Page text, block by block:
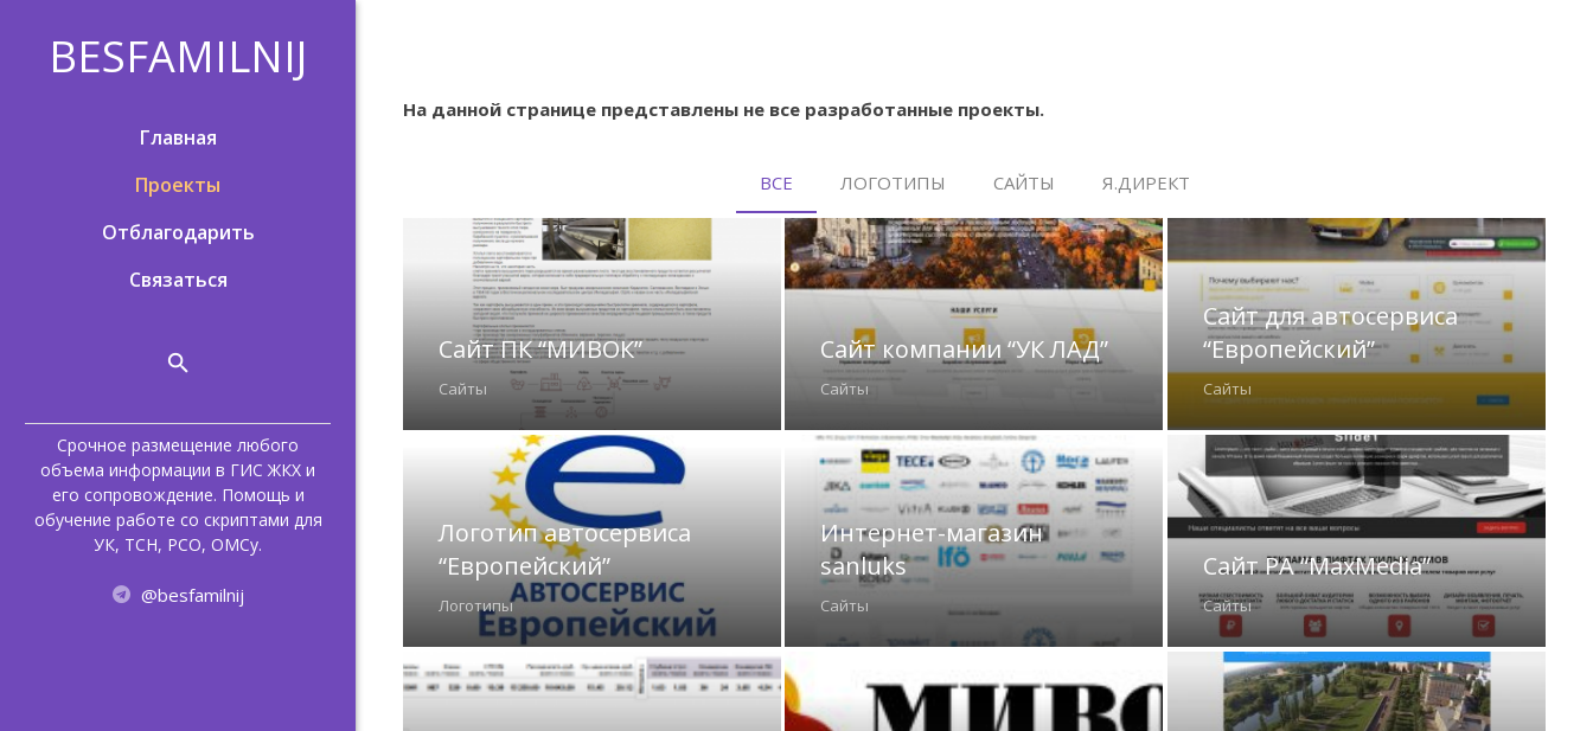
BESFAMILNIJ
Главная
Проекты
Отблагодарить
Связаться
Срочное размещение любого
объема информации в ГИС ЖКХ и
его сопровождение. Помощь и
обучение работе со скриптами для
УК, ТСН, РСО, ОМСу.
@besfamilnij
На данной странице представлены не все разработанные проекты.
ВСЕ ЛОГОТИПЫ САЙТЫ Я.ДИРЕКТ
Сайт ПК “МИВОК”
Сайты
Сайт компании “УК ЛАД”
Сайты
Сайт для автосервиса
“Европейский”
Сайты
Логотип автосервиса
“Европейский”
Логотипы
Интернет-магазин
sanluks
Сайты
Сайт РА “MaxMedia”
Сайты